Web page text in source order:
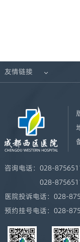
友情链接 
咨询电话： 028-
028-
医院投诉电话： 028-
预约挂号电话： 028-